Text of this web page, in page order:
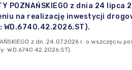
POZNAŃSKIEGO z dnia 24
na realizację inwestycji
WD.6740.42.2026.ST).
z dn. 24.07.2026 r. o
WD.6740.42.2026.ST).